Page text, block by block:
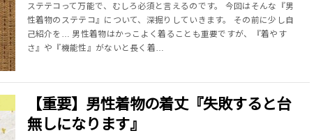
ステテコって万能で、むしろ必須と言えるのです。 今回はそんな『男
性着物のステテコ』について、深掘りしていきます。 その前に少し自
己紹介を… 男性着物はかっこよく着ることも重要ですが、『着やす
さ』や『機能性』がないと長く着…
【重要】男性着物の着丈『失敗すると台
無しになります』